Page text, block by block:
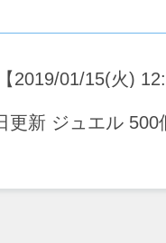
2019/01/15(火)
更新 ジュエル